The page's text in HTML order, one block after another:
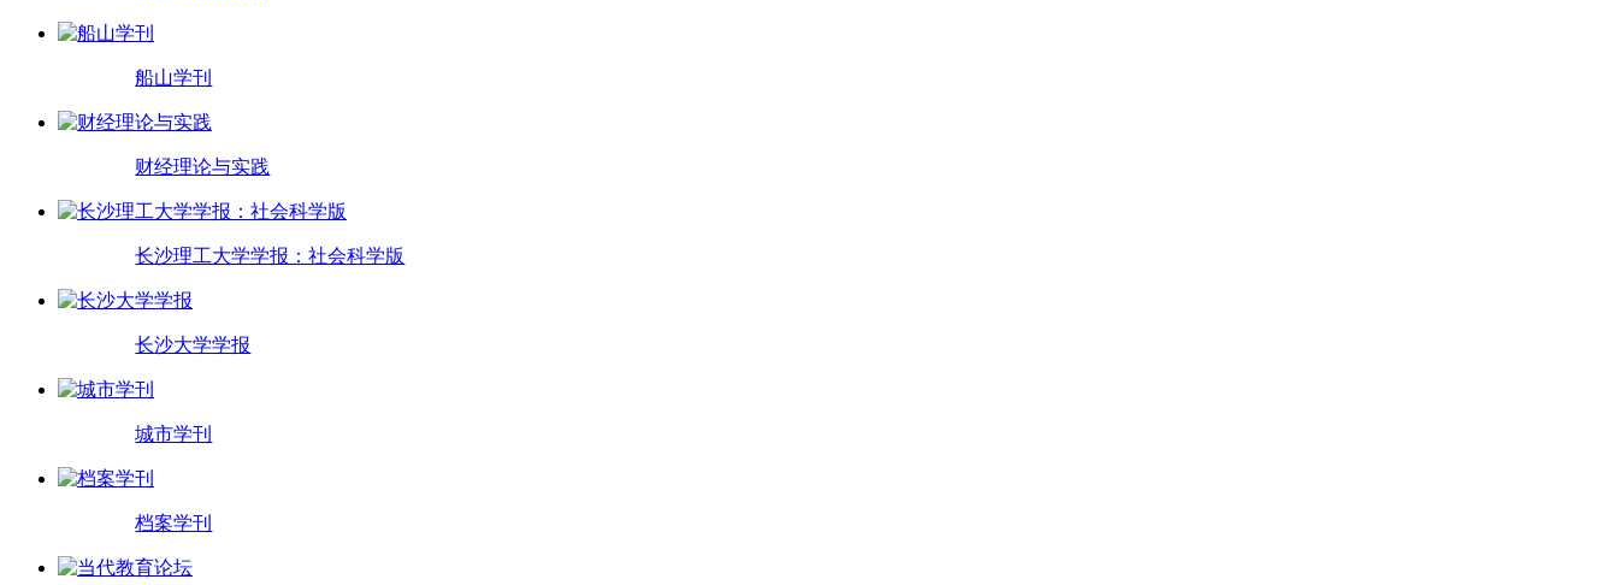
船山学刊
财经理论与实践
长沙理工大学学报：社会科学版
长沙大学学报
城市学刊
档案学刊